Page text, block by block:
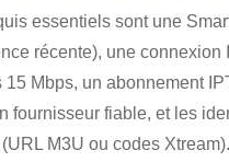
essentiels sont une
récente), une connexion
15 Mbps, un abonnement
fournisseur fiable, et les
M3U ou codes